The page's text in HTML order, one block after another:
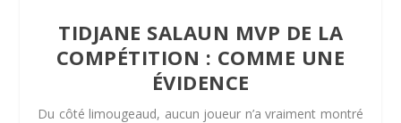
TIDJANE SALAUN MVP DE LA
COMPÉTITION : COMME UNE
ÉVIDENCE
Du côté limougeaud, aucun joueur n’a vraiment montré